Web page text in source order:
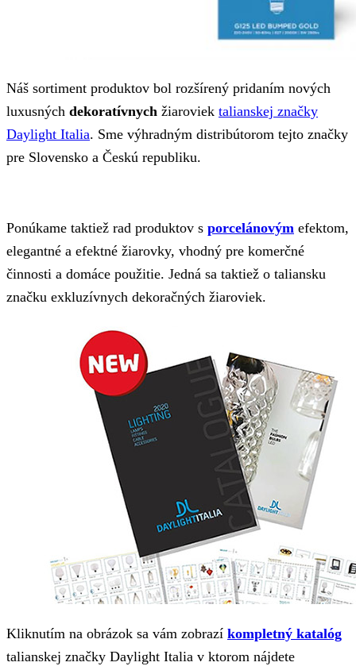
Náš sortiment produktov bol rozšírený pridaním nových
luxusných dekoratívnych žiaroviek talianskej značky
Daylight Italia. Sme výhradným distribútorom tejto značky
pre Slovensko a Českú republiku.
Ponúkame taktiež rad produktov s porcelánovým efektom,
elegantné a efektné žiarovky, vhodný pre komerčné
činnosti a domáce použitie. Jedná sa taktiež o taliansku
značku exkluzívnych dekoračných žiaroviek.
Kliknutím na obrázok sa vám zobrazí kompletný katalóg
talianskej značky Daylight Italia v ktorom nájdete